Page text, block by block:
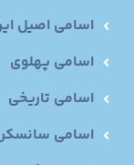
اسامی اصیل
اسامی پهلوی
اسامی تاریخی
اسامی